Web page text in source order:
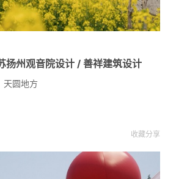
扬州观音院设计 / 善祥建筑设计
天圆地方
收藏分享